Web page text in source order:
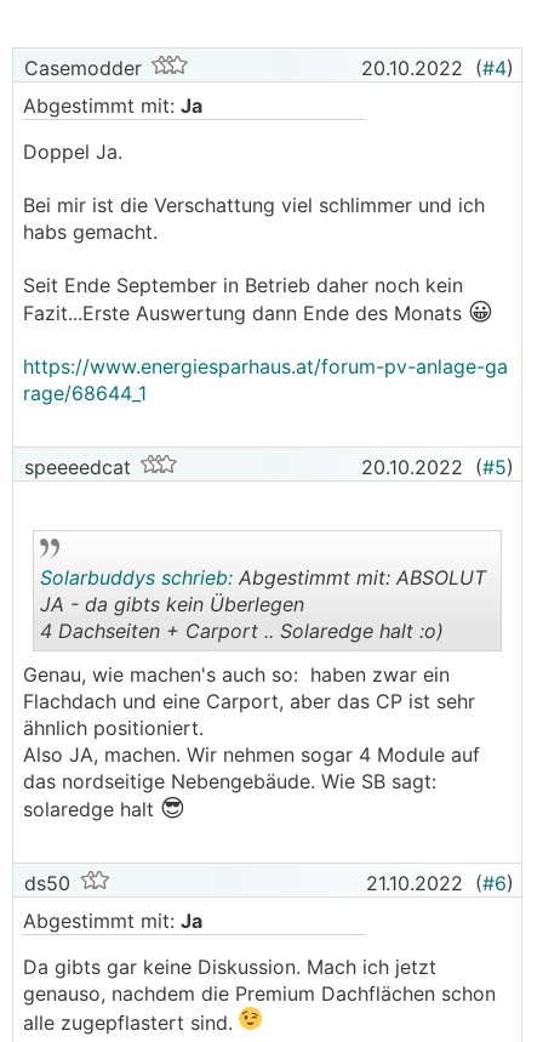
Casemodder 20.10.2022 (#4)
Abgestimmt mit: Ja
Doppel Ja.
Bei mir ist die Verschattung viel schlimmer und ich
habs gemacht.
Seit Ende September in Betrieb daher noch kein
Fazit...Erste Auswertung dann Ende des Monats 😀
https://www.energiesparhaus.at/forum-pv-anlage-ga
rage/68644_1
speeeedcat 20.10.2022 (#5)
..
Solarbuddys schrieb: Abgestimmt mit: ABSOLUT
JA - da gibts kein Überlegen
4 Dachseiten + Carport .. Solaredge halt :o)
Genau, wie machen's auch so: haben zwar ein
Flachdach und eine Carport, aber das CP ist sehr
ähnlich positioniert.
Also JA, machen. Wir nehmen sogar 4 Module auf
das nordseitige Nebengebäude. Wie SB sagt:
solaredge halt 😎
ds50 21.10.2022 (#6)
Abgestimmt mit: Ja
Da gibts gar keine Diskussion. Mach ich jetzt
genauso, nachdem die Premium Dachflächen schon
alle zugepflastert sind.